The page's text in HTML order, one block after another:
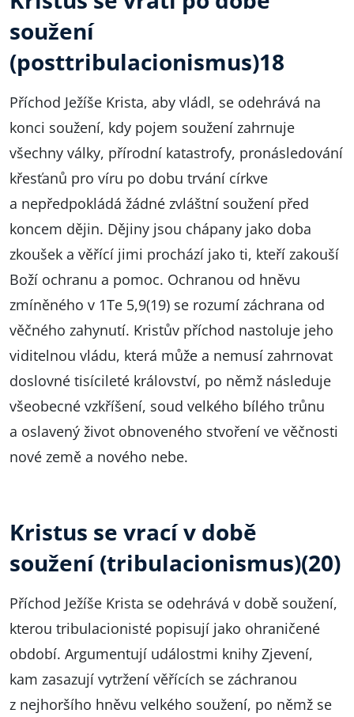
soužení
(posttribulacionismus)18
Příchod Ježíše Krista, aby vládl, se odehrává na
konci soužení, kdy pojem soužení zahrnuje
všechny války, přírodní katastrofy, pronásledování
křesťanů pro víru po dobu trvání církve
a nepředpokládá žádné zvláštní soužení před
koncem dějin. Dějiny jsou chápany jako doba
zkoušek a věřící jimi prochází jako ti, kteří zakouší
Boží ochranu a pomoc. Ochranou od hněvu
zmíněného v 1Te 5,9(19) se rozumí záchrana od
věčného zahynutí. Kristův příchod nastoluje jeho
viditelnou vládu, která může a nemusí zahrnovat
doslovné tisícileté království, po němž následuje
všeobecné vzkříšení, soud velkého bílého trůnu
a oslavený život obnoveného stvoření ve věčnosti
nové země a nového nebe.
Kristus se vrací v době
soužení (tribulacionismus)(20)
Příchod Ježíše Krista se odehrává v době soužení,
kterou tribulacionisté popisují jako ohraničené
období. Argumentují událostmi knihy Zjevení,
kam zasazují vytržení věřících se záchranou
z nejhoršího hněvu velkého soužení, po němž se